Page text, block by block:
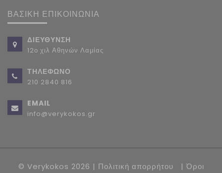
ΒΑΣΙΚΗ ΕΠΙΚΟΙΝΩΝΙΑ
ΔΙΕΥΘΥΝΣΗ
12ο χιλ Αθηνών Λαμίας
ΤΗΛΕΦΩΝΟ
210 2840 816
EMAIL
info@verykokos.gr
© Verykokos 2026 | Πολιτική απορρήτου |Όροι